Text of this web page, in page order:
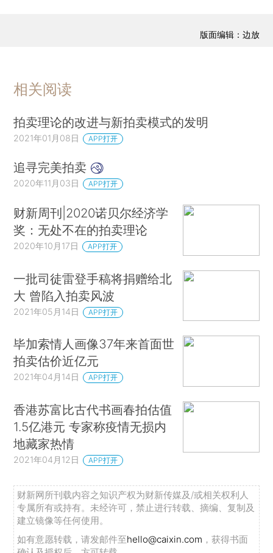
版面编辑：边放
相关阅读
拍卖理论的改进与新拍卖模式的发明
2021年01月08日 APP打开
追寻完美拍卖
2020年11月03日 APP打开
财新周刊|2020诺贝尔经济学
奖：无处不在的拍卖理论
2020年10月17日 APP打开
一批司徒雷登手稿将捐赠给北
大 曾陷入拍卖风波
2021年05月14日 APP打开
毕加索情人画像37年来首面世
拍卖估价近亿元
2021年04月14日 APP打开
香港苏富比古代书画春拍估值
1.5亿港元 专家称疫情无损内
地藏家热情
2021年04月12日 APP打开
财新网所刊载内容之知识产权为财新传媒及/或相关权利人
专属所有或持有。未经许可，禁止进行转载、摘编、复制及
建立镜像等任何使用。
如有意愿转载，请发邮件至hello@caixin.com ，获得书面